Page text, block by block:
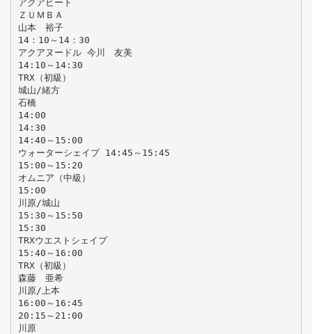
アクアビート
ＺＵＭＢＡ
山本 裕子
14：10～14：30
アクアヌードル 今川 友美
14:10～14:30
TRX（初級）
城山/緒方
石橋
14:00
14:30
14:40～15:00
ウォーターシェイプ 14:45～15:45
15:00～15:20
オムニア（中級）
15:00
川原/城山
15:30～15:50
15:30
TRXウエストシェイプ
15:40～16:00
TRX（初級）
森藤 亜希
川原/上本
16:00～16:45
20:15～21:00
川原